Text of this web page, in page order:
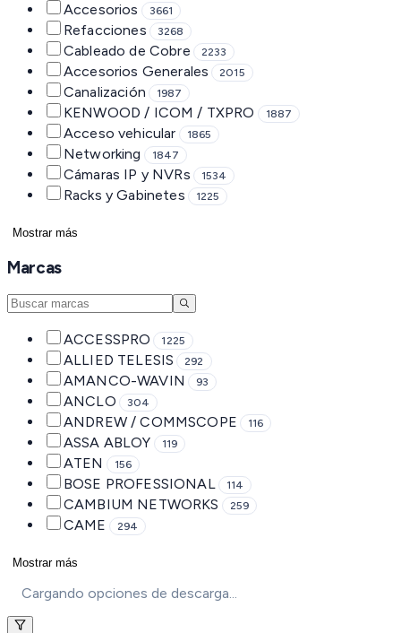
Accesorios 3661
Refacciones 3268
Cableado de Cobre 2233
Accesorios Generales 2015
Canalización 1987
KENWOOD / ICOM / TXPRO 1887
Acceso vehicular 1865
Networking 1847
Cámaras IP y NVRs 1534
Racks y Gabinetes 1225
Mostrar más
Marcas
ACCESSPRO 1225
ALLIED TELESIS 292
AMANCO-WAVIN 93
ANCLO 304
ANDREW / COMMSCOPE 116
ASSA ABLOY 119
ATEN 156
BOSE PROFESSIONAL 114
CAMBIUM NETWORKS 259
CAME 294
Mostrar más
Cargando opciones de descarga...